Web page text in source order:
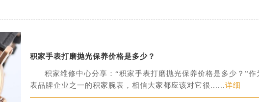
积家手表打磨抛光保养价格是多少？
积家维修中心分享：“积家手表打磨抛光保养价格是多少？”
表品牌企业之一的积家腕表，相信大家都应该对它很......详细